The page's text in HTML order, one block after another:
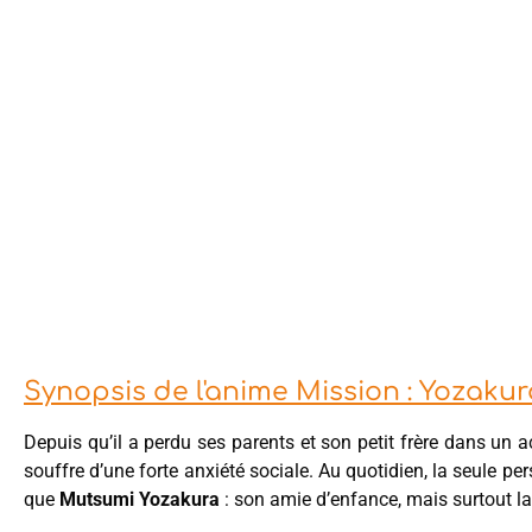
Synopsis de l'anime Mission :
Depuis qu’il a perdu ses parents et son petit frère dans un
souffre d’une forte anxiété sociale. Au quotidien, la seule
que Mutsumi Yozakura : son amie d’enfance, mais surtout